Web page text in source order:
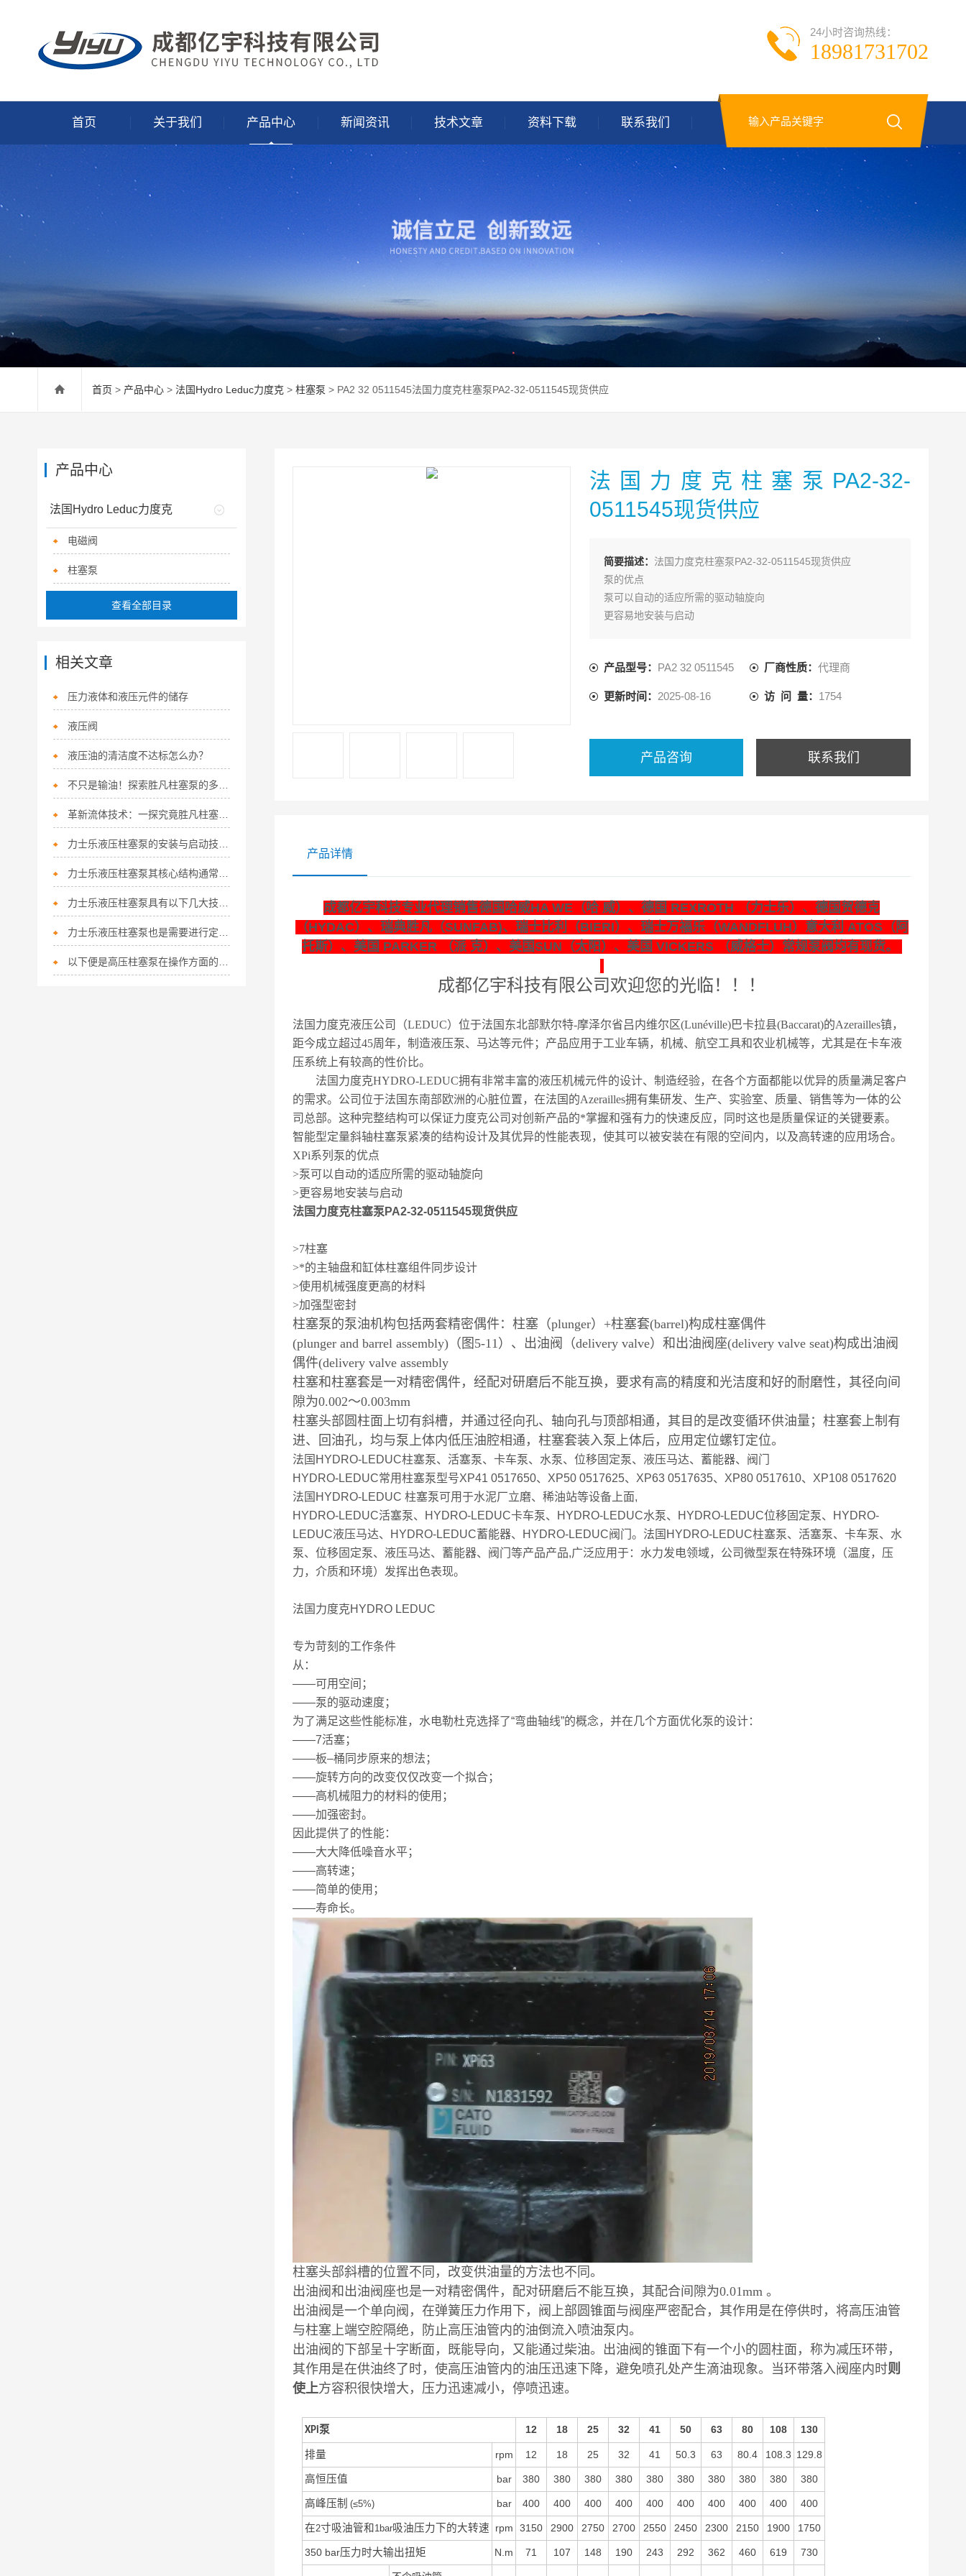
24小时咨询热线：
18981731702
首页 关于我们 产品中心 新闻资讯 技术文章 资料下载 联系我们
首页 > 产品中心 > 法国Hydro Leduc力度克 > 柱塞泵 > PA2 32 0511545法国力度克柱塞泵PA2-32-0511545现货供应
法国力度克柱塞泵PA2-32-
0511545现货供应
简要描述： 法国力度克柱塞泵PA2-32-0511545现货供应
泵的优点
泵可以自动的适应所需的驱动轴旋向
更容易地安装与启动
产品型号： PA2 32 0511545 厂商性质：代理商
更新时间： 2025-08-16 访 问 量： 1754
产品咨询 联系我们
产品详情
成都亿宇科技专业代理销售德国哈威HA WE（哈 威）、德国 REXROTH （力士乐）、德国贺德克
（HYDAC）、瑞典胜凡（SUNFAB)、瑞士比利（BIERI）、瑞士万福乐（WANDFLUH）意大利 ATOS（阿
托斯）、美国 PARKER （派 克）、美国SUN（太阳）、美国 VICKERS （威格士）常规泵阀均有现货。
成都亿宇科技有限公司欢迎您的光临！！！
法国力度克液压公司（LEDUC）位于法国东北部默尔特-摩泽尔省吕内维尔区(Lunéville)巴卡拉县(Baccarat)的Azerailles镇，
距今成立超过45周年，制造液压泵、马达等元件；产品应用于工业车辆，机械、航空工具和农业机械等，尤其是在卡车液
压系统上有较高的性价比。
法国力度克HYDRO-LEDUC拥有非常丰富的液压机械元件的设计、制造经验，在各个方面都能以优异的质量满足客户
的需求。公司位于法国东南部欧洲的心脏位置，在法国的Azerailles拥有集研发、生产、实验室、质量、销售等为一体的公
司总部。这种完整结构可以保证力度克公司对创新产品的*掌握和强有力的快速反应，同时这也是质量保证的关键要素。
智能型定量斜轴柱塞泵紧凑的结构设计及其优异的性能表现，使其可以被安装在有限的空间内，以及高转速的应用场合。
XPi系列泵的优点
>泵可以自动的适应所需的驱动轴旋向
>更容易地安装与启动
法国力度克柱塞泵PA2-32-0511545现货供应
>7柱塞
>*的主轴盘和缸体柱塞组件同步设计
>使用机械强度更高的材料
>加强型密封
柱塞泵的泵油机构包括两套精密偶件：柱塞（plunger）+柱塞套(barrel)构成柱塞偶件
(plunger and barrel assembly)（图5-11）、出油阀（delivery valve）和出油阀座(delivery valve seat)构成出油阀
偶件(delivery valve assembly
柱塞和柱塞套是一对精密偶件，经配对研磨后不能互换，要求有高的精度和光洁度和好的耐磨性，其径向间
隙为0.002～0.003mm
柱塞头部圆柱面上切有斜槽，并通过径向孔、轴向孔与顶部相通，其目的是改变循环供油量；柱塞套上制有
进、回油孔，均与泵上体内低压油腔相通，柱塞套装入泵上体后，应用定位螺钉定位。
法国HYDRO-LEDUC柱塞泵、活塞泵、卡车泵、水泵、位移固定泵、液压马达、蓄能器、阀门
HYDRO-LEDUC常用柱塞泵型号XP41 0517650、XP50 0517625、XP63 0517635、XP80 0517610、XP108 0517620
法国HYDRO-LEDUC 柱塞泵可用于水泥厂立磨、稀油站等设备上面,
HYDRO-LEDUC活塞泵、HYDRO-LEDUC卡车泵、HYDRO-LEDUC水泵、HYDRO-LEDUC位移固定泵、HYDRO-
LEDUC液压马达、HYDRO-LEDUC蓄能器、HYDRO-LEDUC阀门。法国HYDRO-LEDUC柱塞泵、活塞泵、卡车泵、水
泵、位移固定泵、液压马达、蓄能器、阀门等产品产品,广泛应用于：水力发电领域，公司微型泵在特殊环境（温度，压
力，介质和环境）发挥出色表现。
法国力度克HYDRO LEDUC
专为苛刻的工作条件
从：
——可用空间；
——泵的驱动速度；
为了满足这些性能标准，水电勒杜克选择了“弯曲轴线”的概念，并在几个方面优化泵的设计：
——7活塞；
——板–桶同步原来的想法；
——旋转方向的改变仅仅改变一个拟合；
——高机械阻力的材料的使用；
——加强密封。
因此提供了的性能：
——大大降低噪音水平；
——高转速；
——简单的使用；
——寿命长。
柱塞头部斜槽的位置不同，改变供油量的方法也不同。
出油阀和出油阀座也是一对精密偶件，配对研磨后不能互换，其配合间隙为0.01mm 。
出油阀是一个单向阀，在弹簧压力作用下，阀上部圆锥面与阀座严密配合，其作用是在停供时，将高压油管
与柱塞上端空腔隔绝，防止高压油管内的油倒流入喷油泵内。
出油阀的下部呈十字断面，既能导向，又能通过柴油。出油阀的锥面下有一个小的圆柱面，称为减压环带，
其作用是在供油终了时，使高压油管内的油压迅速下降，避免喷孔处产生滴油现象。当环带落入阀座内时则
使上方容积很快增大，压力迅速减小，停喷迅速。
XPi泵 12 18 25 32 41 50 63 80 108 130
排量 rpm 12 18 25 32 41 50.3 63 80.4 108.3 129.8
高恒压值 bar 380 380 380 380 380 380 380 380 380 380
高峰压制 (≤5%) bar 400 400 400 400 400 400 400 400 400 400
在2寸吸油管和 1bar吸油压力下的大转速 rpm 3150 2900 2750 2700 2550 2450 2300 2150 1900 1750
350 bar压力时大输出扭矩 N.m 71 107 148 190 243 292 362 460 619 730
产品中心
法国Hydro Leduc力度克
电磁阀
柱塞泵
查看全部目录
相关文章
压力液体和液压元件的储存
液压阀
液压油的清洁度不达标怎么办？
革新流体技术：一探究竟胜凡柱塞泵的核心优势！